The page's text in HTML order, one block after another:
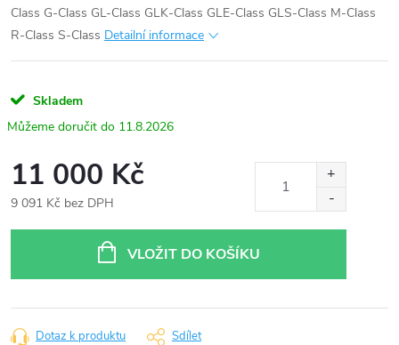
Class G-Class GL-Class GLK-Class GLE-Class GLS-Class M-Class
R-Class S-Class Detailní informace
Skladem
11.8.2026
11 000 Kč
9 091 Kč bez DPH
VLOŽIT DO KOŠÍKU
Dotaz k produktu Sdílet